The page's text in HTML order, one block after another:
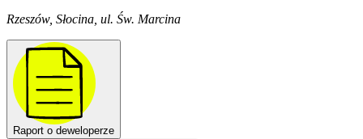
Rzeszów, Słocina, ul. Św. Marcina
Raport o deweloperze